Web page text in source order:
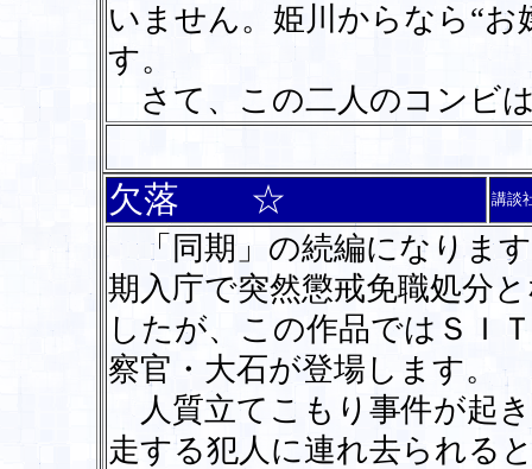
いません。姫川からなら“
す。
さて、この二人のコンビ
欠落 ☆ 講談
「同期」の続編になりま
期入庁で突然懲戒免職処分
したが、この作品ではＳＩ
察官・大石が登場します。
人質立てこもり事件が起
走する犯人に連れ去られる